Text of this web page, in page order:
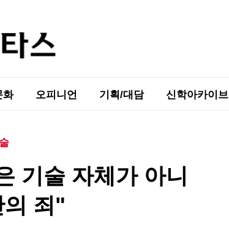
화 오피니언 기획/대담 신학아카이브
기술 자체가 아니
의 죄"